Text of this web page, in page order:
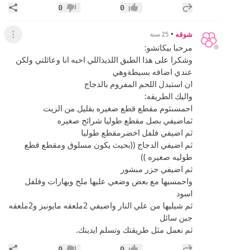
إضافة رد جديد إعجاب0 عدم إعجاب
0
شوقه • 25 سنة عرض
مرحبا بيكاتشو:
وشكرا على هذا الطبق اللذيذاللي احبه انا وعائلتي ولكن
عندي اضافه بسيطةوهي
ان استبدل اللحم المفروم بالدجاج
واليك الطريقه:
احمسىثوم مقطع قطع صغيره بقليل من الزيت
ثماضيفي بصل مقطع طوليا شرائح صغيره
ثم اضيفي فلفل اخضرمقطع طوليا
ثم اضيفي الدجاج ((بحيث يكون مسلوق ومقطع قطع
طوليه صغيره ))
ثم اضيفي جزر مبشور
واحمسيها مع بعض وضعي عليها ملح وبهارات وفلفل
اسود
ثم شيليها من علي النار واضيفي 2ملعقه مايونيز و2ملعقه
جبن سائل
ثم نعمل مثل طريقتك وتسلم ايدينك.